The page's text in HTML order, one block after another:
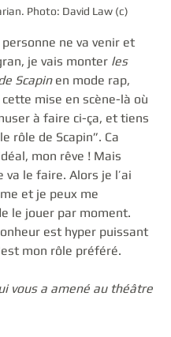
Photo: David Law (c)
personne ne va venir et
je vais monter les
Scapin en mode rap,
mise en scène-là où
à faire ci-ça, et tiens
rôle de Scapin”. Ca
mon rêve ! Mais
va le faire. Alors je l’ai
et je peux me
le jouer par moment.
est hyper puissant
mon rôle préféré.
vous a amené au théâtre